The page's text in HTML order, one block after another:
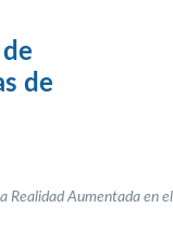
de
Realidad Aumentada en el